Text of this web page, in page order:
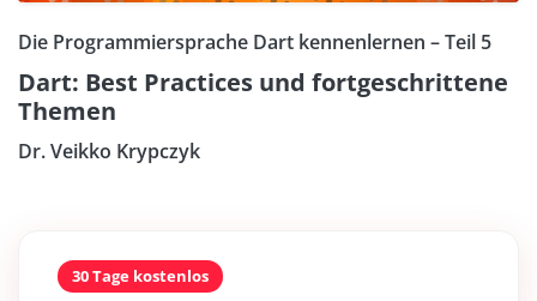
Die Programmiersprache Dart kennenlernen – Teil 5
Dart: Best Practices und fortgeschrittene
Themen
Dr. Veikko Krypczyk
30 Tage kostenlos